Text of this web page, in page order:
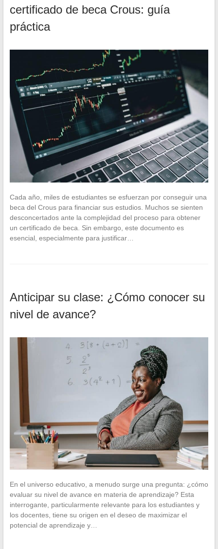
certificado de beca Crous: guía
práctica
Cada año, miles de estudiantes se esfuerzan por conseguir una
beca del Crous para financiar sus estudios. Muchos se sienten
desconcertados ante la complejidad del proceso para obtener
un certificado de beca. Sin embargo, este documento es
esencial, especialmente para justificar…
Anticipar su clase: ¿Cómo conocer su
nivel de avance?
En el universo educativo, a menudo surge una pregunta: ¿cómo
evaluar su nivel de avance en materia de aprendizaje? Esta
interrogante, particularmente relevante para los estudiantes y
los docentes, tiene su origen en el deseo de maximizar el
potencial de aprendizaje y…